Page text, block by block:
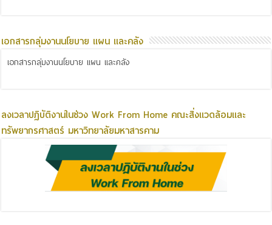
เอกสารกลุ่มงานนโยบาย แผน และคลัง
เอกสารกลุ่มงานนโยบาย แผน และคลัง
ลงเวลาปฏิบัติงานในช่วง Work From Home คณะสิ่งแวดล้อมและ
ทรัพยากรศาสตร์ มหาวิทยาลัยมหาสารคาม